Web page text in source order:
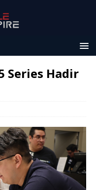
Series Hadir